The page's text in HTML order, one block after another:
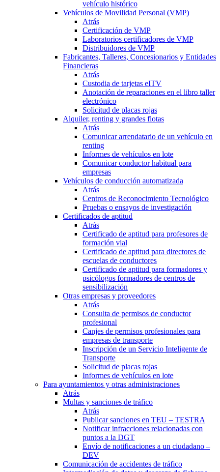
vehículo histórico
Vehículos de Movilidad Personal (VMP)
Atrás
Certificación de VMP
Laboratorios certificadores de VMP
Distribuidores de VMP
Fabricantes, Talleres, Concesionarios y Entidades
Financieras
Atrás
Custodia de tarjetas eITV
Anotación de reparaciones en el libro taller
electrónico
Solicitud de placas rojas
Alquiler, renting y grandes flotas
Atrás
Comunicar arrendatario de un vehículo en
renting
Informes de vehículos en lote
Comunicar conductor habitual para
empresas
Vehículos de conducción automatizada
Atrás
Centros de Reconocimiento Tecnológico
Pruebas o ensayos de investigación
Certificados de aptitud
Atrás
Certificado de aptitud para profesores de
formación vial
Certificado de aptitud para directores de
escuelas de conductores
Certificado de aptitud para formadores y
psicólogos formadores de centros de
sensibilización
Otras empresas y proveedores
Atrás
Consulta de permisos de conductor
profesional
Canjes de permisos profesionales para
empresas de transporte
Inscripción de un Servicio Inteligente de
Transporte
Solicitud de placas rojas
Informes de vehículos en lote
Para ayuntamientos y otras administraciones
Atrás
Multas y sanciones de tráfico
Atrás
Publicar sanciones en TEU – TESTRA
Notificar infracciones relacionadas con
puntos a la DGT
Envío de notificaciones a un ciudadano –
DEV
Comunicación de accidentes de tráfico